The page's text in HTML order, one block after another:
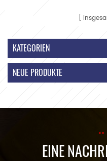
KATEGORIEN
NEUE PRODUKTE
EINE